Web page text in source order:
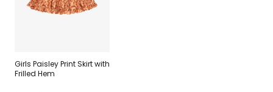
Girls Paisley Print Skirt with
Frilled Hem